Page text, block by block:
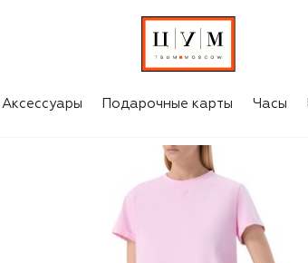
Аксессуары Подарочные карты Часы